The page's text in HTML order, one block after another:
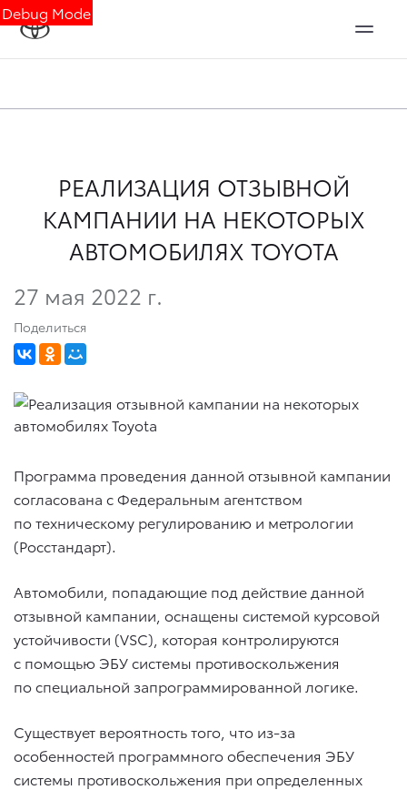
Debug Mode
РЕАЛИЗАЦИЯ ОТЗЫВНОЙ
КАМПАНИИ НА НЕКОТОРЫХ
АВТОМОБИЛЯХ TOYOTA
27 мая 2022 г.
Поделиться
Программа проведения данной отзывной кампании
согласована с Федеральным агентством
по техническому регулированию и метрологии
(Росстандарт).
Автомобили, попадающие под действие данной
отзывной кампании, оснащены системой курсовой
устойчивости (VSC), которая контролируются
с помощью ЭБУ системы противоскольжения
по специальной запрограммированной логике.
Существует вероятность того, что из-за
особенностей программного обеспечения ЭБУ
системы противоскольжения при определенных